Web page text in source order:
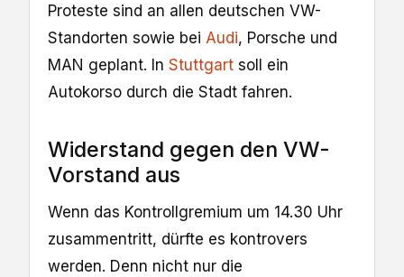
Proteste sind an allen deutschen VW-
Standorten sowie bei Audi, Porsche und
MAN geplant. In Stuttgart soll ein
Autokorso durch die Stadt fahren.
Widerstand gegen den VW-
Vorstand aus
Wenn das Kontrollgremium um 14.30 Uhr
zusammentritt, dürfte es kontrovers
werden. Denn nicht nur die